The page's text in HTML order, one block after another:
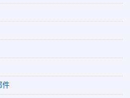
掃13金
：沉浸式體驗 花蓮中正國小培養學
【中正國小70週年校慶系列活動
生家長齊聚一堂 共譜「時光樂
中正國小創校70週年「游藝飛揚」
：揮別童年迎向青春 中正國小畢業
件